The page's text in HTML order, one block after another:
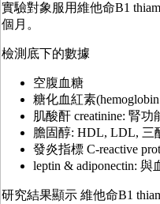
實驗對象服用維他命B1
個月。
檢測底下的數據
空腹血糖
糖化血紅素
肌酸酐 creatinine: 腎功
膽固醇: HDL, LDL, 三
發炎指標 C-reactive
leptin & adiponectin:
研究結果顯示 維他命B1